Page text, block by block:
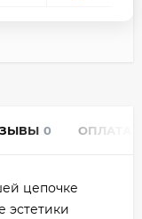
0 ОПЛАТА
цепочке
эстетики